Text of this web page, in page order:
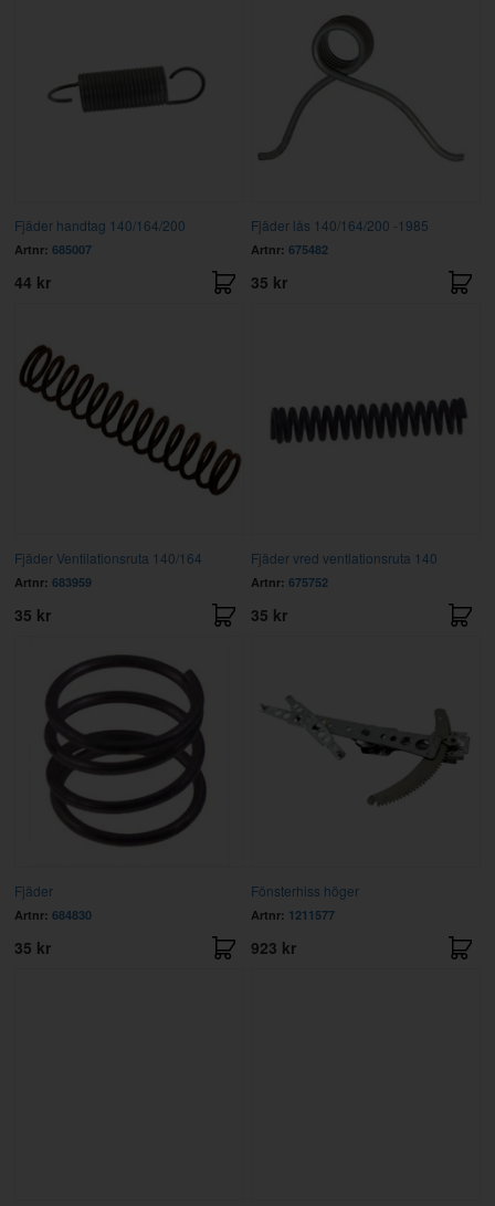
Fjäder handtag 140/164/200
Artnr: 685007
44 kr
Fjäder lås 140/164/200 -1985
Artnr: 675482
35 kr
Fjäder Ventilationsruta 140/164
Artnr: 683959
35 kr
Fjäder vred ventlationsruta 140
Artnr: 675752
35 kr
Fjäder
Artnr: 684830
35 kr
Fönsterhiss höger
Artnr: 1211577
923 kr